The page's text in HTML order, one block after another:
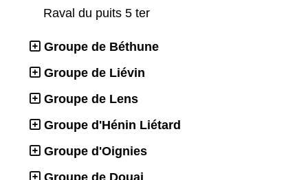
Raval du puits 5 ter
Groupe de Béthune
Groupe de Liévin
Groupe de Lens
Groupe d'Hénin Liétard
Groupe d'Oignies
Groupe de Douai